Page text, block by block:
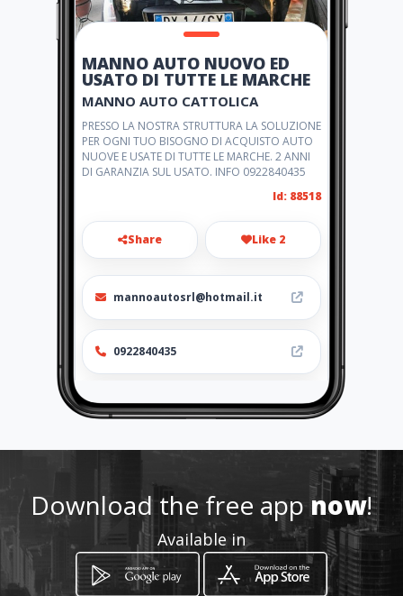
MANNO AUTO NUOVO ED
USATO DI TUTTE LE MARCHE
MANNO AUTO CATTOLICA
PRESSO LA NOSTRA STRUTTURA LA SOLUZIONE
PER OGNI TUO BISOGNO DI ACQUISTO AUTO
NUOVE E USATE DI TUTTE LE MARCHE. 2 ANNI
DI GARANZIA SUL USATO. INFO 0922840435
Id: 88518
Share Like 2
mannoautosrl@hotmail.it
0922840435
http://mannoauto.amawebs.c
om/
Location
Download the free appnow!
Available in